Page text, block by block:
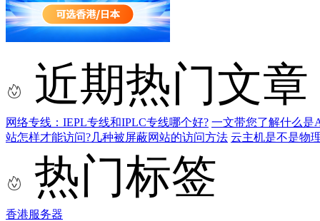
近期热门文章
网络专线：IEPL专线和IPLC专线哪个好? 一文带您了解什么是
站怎样才能访问?几种被屏蔽网站的访问方法 云主机是不是物
热门标签
香港服务器